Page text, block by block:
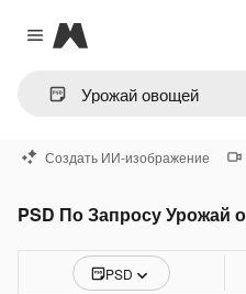
Close menu
Magnific
Создать ИИ-изображение
PSD По Запросу Урожай
PSD